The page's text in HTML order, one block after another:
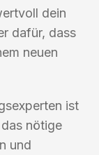
dein
dafür, dass
neuen
ist
nötige
und